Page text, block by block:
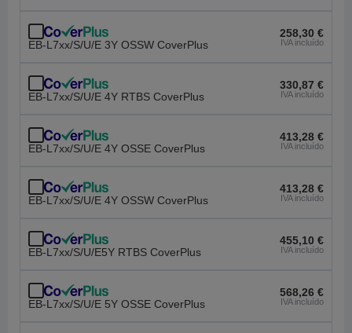
EB-L7xx/S/U/E 3Y OSSW CoverPlus
258,30 €
IVA incluído
EB-L7xx/S/U/E 4Y RTBS CoverPlus
330,87 €
IVA incluído
EB-L7xx/S/U/E 4Y OSSE CoverPlus
413,28 €
IVA incluído
EB-L7xx/S/U/E 4Y OSSW CoverPlus
413,28 €
IVA incluído
EB-L7xx/S/U/E5Y RTBS CoverPlus
455,10 €
IVA incluído
EB-L7xx/S/U/E 5Y OSSE CoverPlus
568,26 €
IVA incluído